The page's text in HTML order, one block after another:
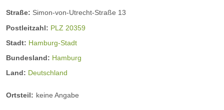
Straße: Simon-von-Utrecht-Straße 13
Postleitzahl: PLZ 20359
Stadt: Hamburg-Stadt
Bundesland: Hamburg
Land: Deutschland
Ortsteil: keine Angabe